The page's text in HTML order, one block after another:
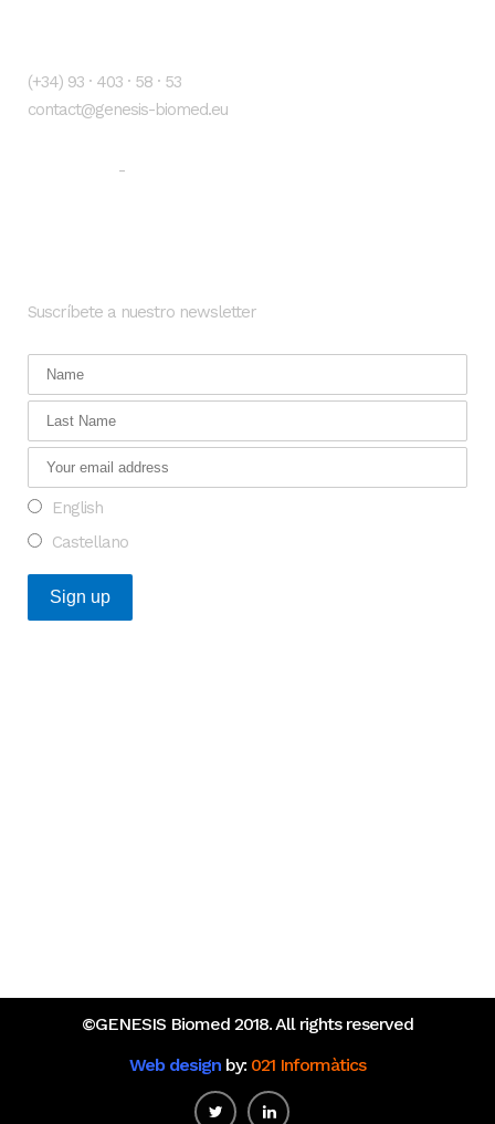
(+34) 93 · 403 · 58 · 53
contact@genesis-biomed.eu
-
Suscríbete a nuestro newsletter
English
Castellano
©GENESIS Biomed 2018. All rights reserved
Web design by: 021 Informàtics